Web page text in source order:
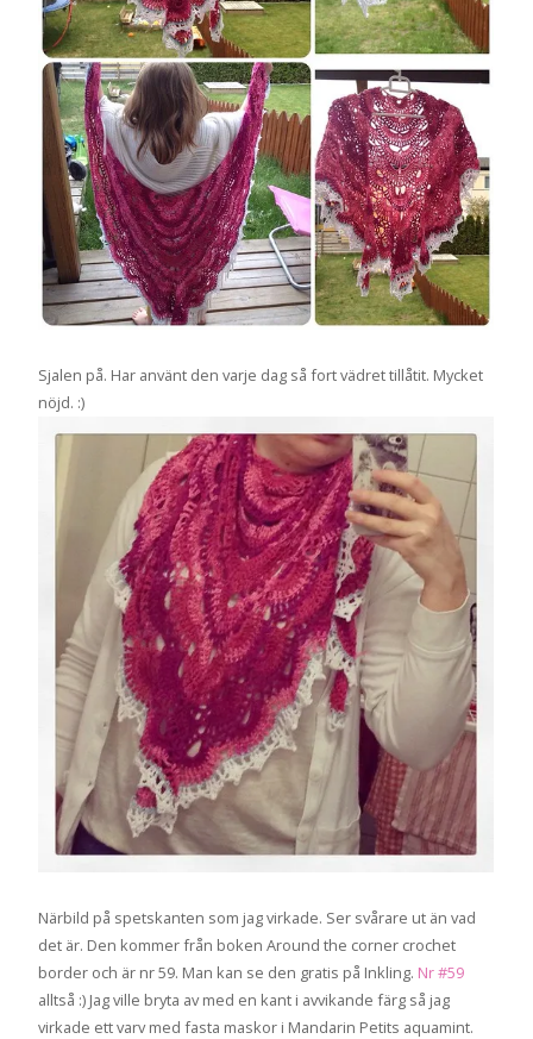
Sjalen på. Har använt den varje dag så fort vädret tillåtit. Mycket
nöjd. :)
Närbild på spetskanten som jag virkade. Ser svårare ut än vad
det är. Den kommer från boken Around the corner crochet
border och är nr 59. Man kan se den gratis på Inkling. Nr #59
alltså :) Jag ville bryta av med en kant i avvikande färg så jag
virkade ett varv med fasta maskor i Mandarin Petits aquamint.